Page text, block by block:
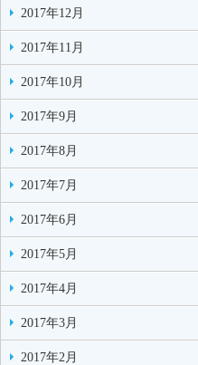
2017年12月
2017年11月
2017年10月
2017年9月
2017年8月
2017年7月
2017年6月
2017年5月
2017年4月
2017年3月
2017年2月